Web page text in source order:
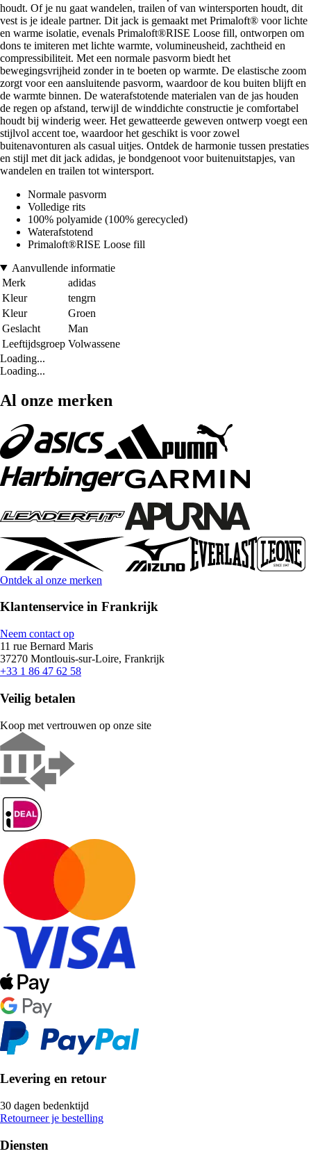
houdt. Of je nu gaat wandelen, trailen of van wintersporten houdt, dit
vest is je ideale partner. Dit jack is gemaakt met Primaloft® voor lichte
en warme isolatie, evenals Primaloft®RISE Loose fill, ontworpen om
dons te imiteren met lichte warmte, volumineusheid, zachtheid en
compressibiliteit. Met een normale pasvorm biedt het
bewegingsvrijheid zonder in te boeten op warmte. De elastische zoom
zorgt voor een aansluitende pasvorm, waardoor de kou buiten blijft en
de warmte binnen. De waterafstotende materialen van de jas houden
de regen op afstand, terwijl de winddichte constructie je comfortabel
houdt bij winderig weer. Het gewatteerde geweven ontwerp voegt een
stijlvol accent toe, waardoor het geschikt is voor zowel
buitenavonturen als casual uitjes. Ontdek de harmonie tussen prestaties
en stijl met dit jack adidas, je bondgenoot voor buitenuitstapjes, van
wandelen en trailen tot wintersport.
Normale pasvorm
Volledige rits
100% polyamide (100% gerecycled)
Waterafstotend
Primaloft®RISE Loose fill
Aanvullende informatie
Merk
adidas
Kleur
tengrn
Kleur
Groen
Geslacht
Man
Leeftijdsgroep Volwassene
Loading...
Loading...
Al onze merken
Ontdek al onze merken
Klantenservice in Frankrijk
Neem contact op
11 rue Bernard Maris
37270 Montlouis-sur-Loire, Frankrijk
+33 1 86 47 62 58
Veilig betalen
Koop met vertrouwen op onze site
Levering en retour
30 dagen bedenktijd
Retourneer je bestelling
Diensten